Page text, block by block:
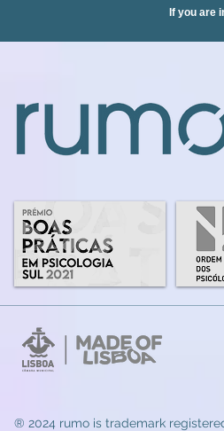
If you are
® 2024 rumo is trademark